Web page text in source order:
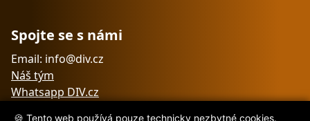
Spojte se s námi
Email: info@div.cz
Náš tým
Whatsapp DIV.cz
🍪 Tento web používá pouze technicky nezbytné cookies.